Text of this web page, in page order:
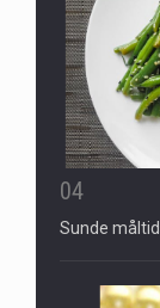
04
Sunde